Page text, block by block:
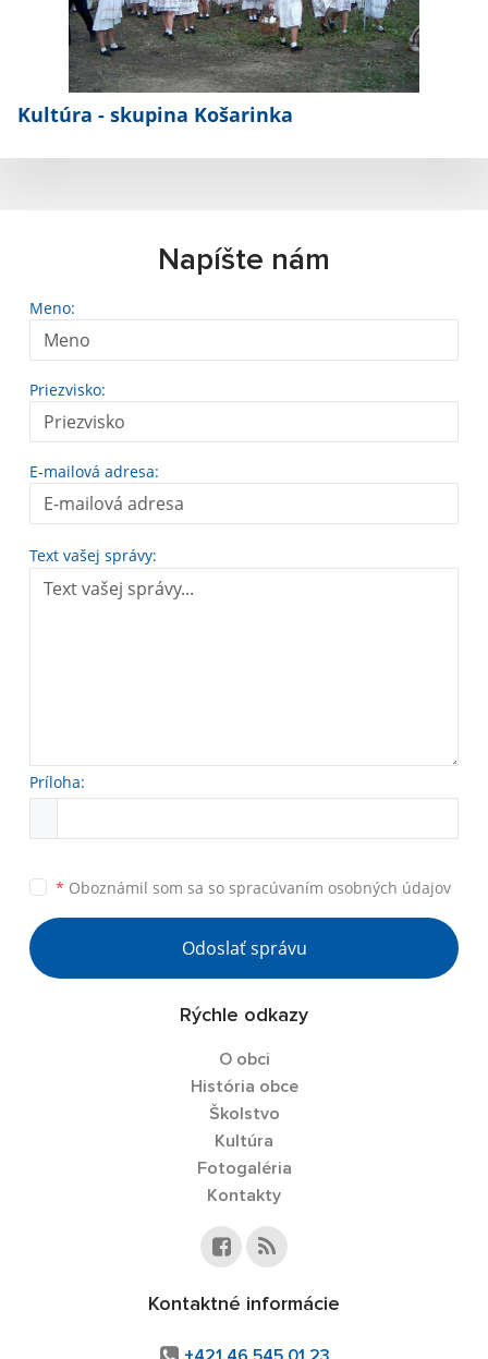
Kultúra - skupina Košarinka
Napíšte nám
Meno:
Priezvisko:
E-mailová adresa:
Text vašej správy:
Príloha:
* Oboznámil som sa so spracúvaním osobných údajov
Odoslať správu
Rýchle odkazy
O obci
História obce
Školstvo
Kultúra
Fotogaléria
Kontakty
Kontaktné informácie